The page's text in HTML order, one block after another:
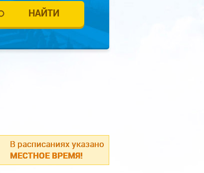
В расписаниях указано
МЕСТНОЕ ВРЕМЯ!